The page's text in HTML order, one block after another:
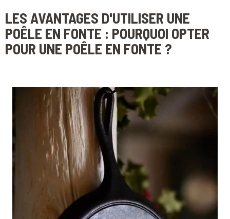
LES AVANTAGES D'UTILISER UNE
POÊLE EN FONTE : POURQUOI OPTER
POUR UNE POÊLE EN FONTE ?